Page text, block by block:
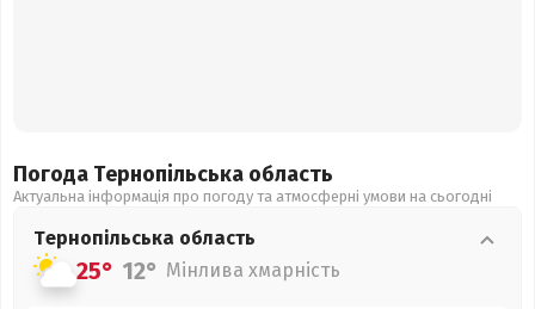
Погода Тернопільська область
Актуальна інформація про погоду та атмосферні умови на сьогодні
Тернопільська область
25° 12° Мінлива хмарність